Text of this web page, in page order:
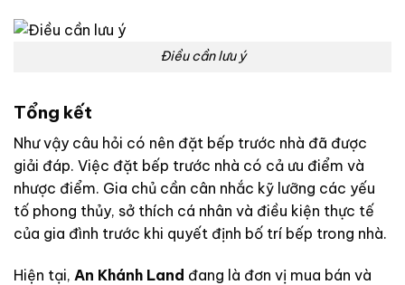
Điều cần lưu ý
Tổng kết
Như vậy câu hỏi có nên đặt bếp trước nhà đã được
giải đáp. Việc đặt bếp trước nhà có cả ưu điểm và
nhược điểm. Gia chủ cần cân nhắc kỹ lưỡng các yếu
tố phong thủy, sở thích cá nhân và điều kiện thực tế
của gia đình trước khi quyết định bố trí bếp trong nhà.
Hiện tại, An Khánh Land đang là đơn vị mua bán và